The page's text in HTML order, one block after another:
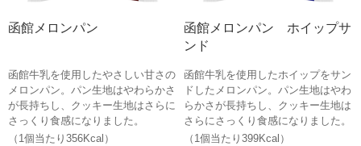
函館メロンパン
函館牛乳を使用したやさしい甘さの
メロンパン。パン生地はやわらかさ
が長持ちし、クッキー生地はさらに
さっくり食感になりました。
（1個当たり356Kcal）
函館メロンパン ホイップサ
ンド
函館牛乳を使用したホイップをサン
ドしたメロンパン。パン生地はやわ
らかさが長持ちし、クッキー生地は
さらにさっくり食感になりました。
（1個当たり399Kcal）